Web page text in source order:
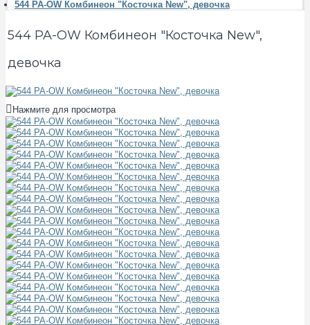
544 PA-OW Комбинеон "Косточка New", девочка
544 PA-OW Комбинеон "Косточка New",
девочка
Нажмите для просмотра